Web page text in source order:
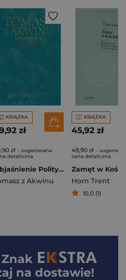
KSIĄŻKA
zł
zł - sugerowana
detaliczna
Objaśnienie Polityki. Dzieła wszystkie
z Akwinu
KSIĄŻKA
45,92 zł
49,90 zł -
cena detaliczna
Horn Trent
10,0 (1)
Znak
na dostawie!